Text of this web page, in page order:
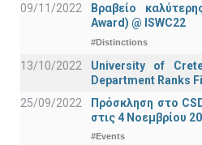
09/11/2022
Βραβείο
Award) @ ISWC22
#Distinctions
13/10/2022
University of
Department Ranks
25/09/2022
Πρόσκληση στο
στις 4 Νοεμβρίου
#Events